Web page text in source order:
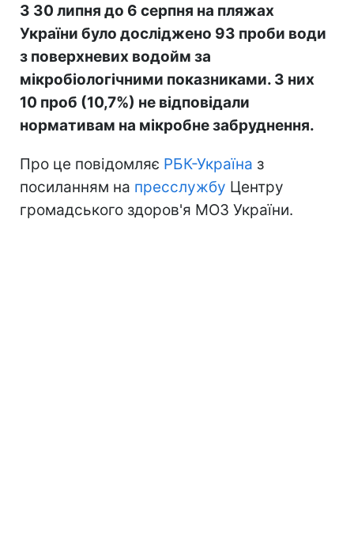
З 30 липня до 6 серпня на пляжах
України було досліджено 93 проби води
з поверхневих водойм за
мікробіологічними показниками. З них
10 проб (10,7%) не відповідали
нормативам на мікробне забруднення.
Про це повідомляє РБК-Україна з
посиланням на пресслужбу Центру
громадського здоров'я МОЗ України.